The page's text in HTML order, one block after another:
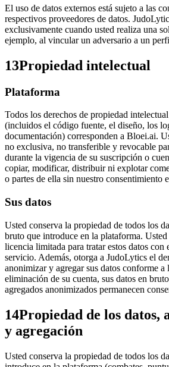
El uso de datos externos está sujeto a las
respectivos proveedores de datos.
exclusivamente cuando usted realiza una
ejemplo, al vincular un adversario a un
13Propiedad intelectual
Plataforma
Todos los derechos de propiedad
(incluidos el código fuente, el diseño, los
documentación) corresponden a Bloei.ai.
no exclusiva, no transferible y revocable
durante la vigencia de su suscripción o
copiar, modificar, distribuir ni explotar
o partes de ella sin nuestro consentimiento
Sus datos
Usted conserva la propiedad de todos los
bruto que introduce en la plataforma.
licencia limitada para tratar estos datos con
servicio. Además, otorga a JudoLytics el
anonimizar y agregar sus datos conforme a
eliminación de su cuenta, sus datos en
agregados anonimizados permanecen
14Propiedad de los datos,
y agregación
Usted conserva la propiedad de todos los